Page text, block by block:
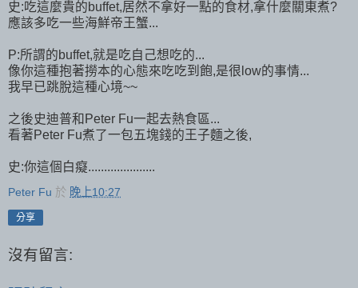
史:吃這麼貴的buffet,居然不拿好一點的食材,拿什麼關東煮?
應該多吃一些海鮮帝王蟹...
P:所謂的buffet,就是吃自己想吃的...
像你這種抱著撈本的心態來吃吃到飽,是很low的事情...
我早已跳脫這種心境~~
之後史迪普和Peter Fu一起去熱食區...
看著Peter Fu煮了一包五塊錢的王子麵之後,
史:你這個白癡.....................
Peter Fu 於 晚上10:27
分享
沒有留言: